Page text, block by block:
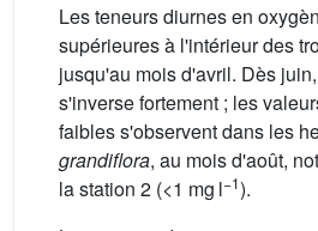
Les teneurs diurnes en
supérieures à l'intérieur des
jusqu'au mois d'avril. Dès
s'inverse fortement ; les
faibles s'observent dans les
grandiflora, au mois d'août,
la station 2 (<1 mg l−1).